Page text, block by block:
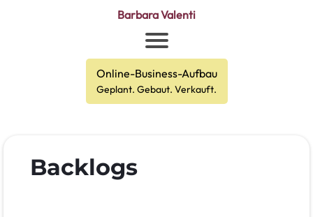
Barbara Valenti
Online-Business-Aufbau
Geplant. Gebaut. Verkauft.
Backlogs